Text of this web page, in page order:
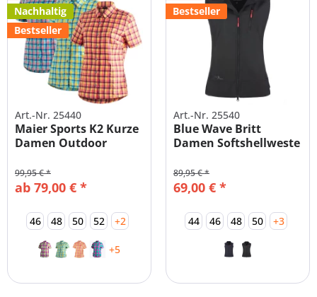
Nachhaltig
Bestseller
Art.-Nr. 25440
Maier Sports K2 Kurze
Damen Outdoor
ab 79,00 € *
99,95 € *
46 48 50 52 +2
+5
Bestseller
Art.-Nr. 25540
Blue Wave Britt
Damen Softshellweste
69,00 € *
89,95 € *
44 46 48 50 +3